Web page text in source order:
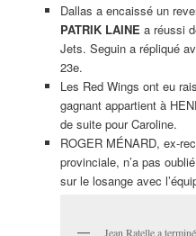
Dallas a encaissé un
PATRIK LAINE a réussi
Jets. Seguin a répliqué
23e.
Les Red Wings ont eu
gagnant appartient à
de suite pour Caroline.
ROGER MÉNARD, ex-
provinciale, n’a pas
sur le losange avec
Jean Ratelle a